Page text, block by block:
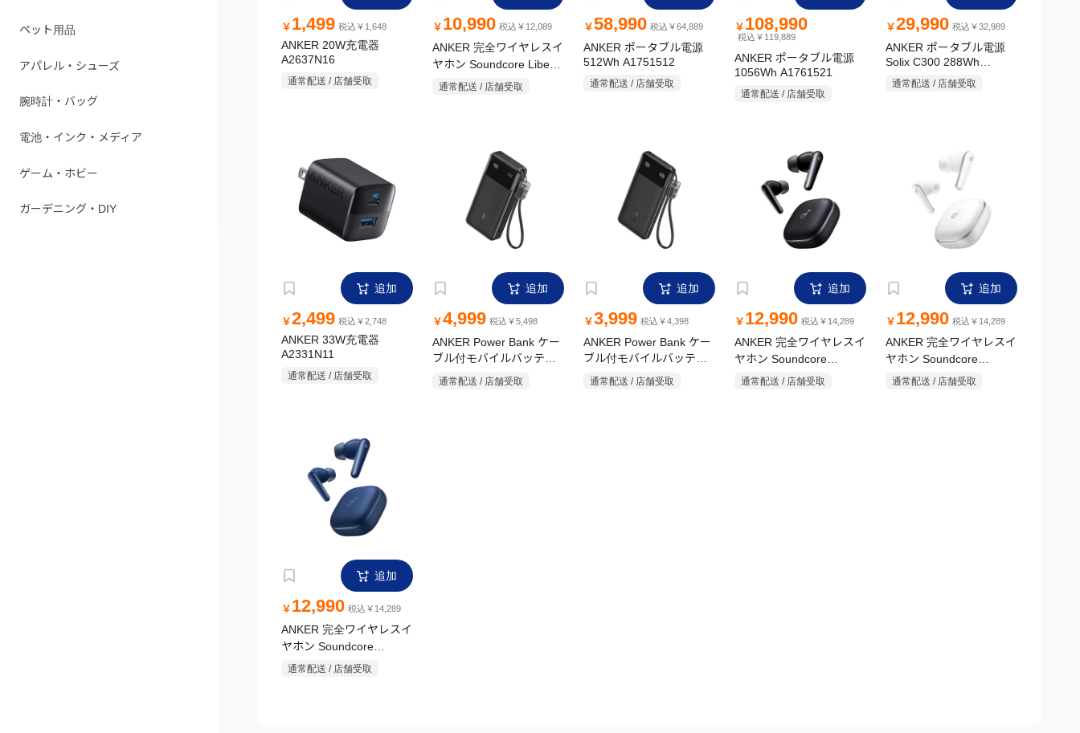
ペット用品
アパレル・シューズ
腕時計・バッグ
電池・インク・メディア
ゲーム・ホビー
ガーデニング・DIY
￥ 1,499 税込￥1,648
ANKER 20W充電器
A2637N16
通常配送 / 店舗受取
￥ 10,990 税込￥12,089
ANKER 完全ワイヤレスイ
ヤホン Soundcore Liberty
通常配送 / 店舗受取
￥58,990 税込￥64,889
ANKER ポータブル電源
512Wh A1751512
通常配送 / 店舗受取
￥ 108,990
税込￥119,889
ANKER ポータブル電源
1056Wh A1761521
通常配送 / 店舗受取
￥ 29,990 税込￥32,989
ANKER ポータブル電源
Solix C300 288Wh
通常配送 / 店舗受取
追加
￥ 2,499 税込￥2,748
ANKER 33W充電器
A2331N11
通常配送 / 店舗受取
追加
￥4,999 税込￥5,498
ANKER Power Bank ケー
ブル付モバイルバッテリ
通常配送 / 店舗受取
追加
￥3,999 税込￥4,398
ANKER Power Bank ケー
ブル付モバイルバッテリ
通常配送 / 店舗受取
追加
￥ 12,990 税込￥14,289
ANKER 完全ワイヤレスイ
ヤホン Soundcore
ラック A3957N11
通常配送 / 店舗受取
追加
￥ 12,990 税込￥14,289
ANKER 完全ワイヤレスイ
ヤホン Soundcore
A3957N21
通常配送 / 店舗受取
追加
￥ 12,990 税込￥14,289
ANKER 完全ワイヤレスイ
ヤホン Soundcore
A3957N31
通常配送 / 店舗受取